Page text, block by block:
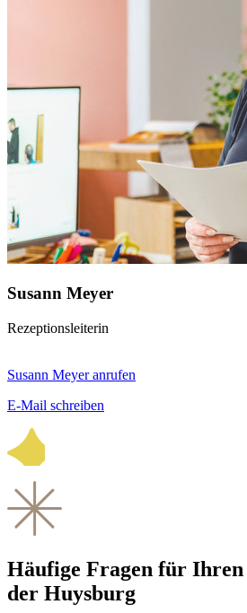
Susann Meyer
Rezeptionsleiterin
Susann Meyer anrufen
E-Mail schreiben
Häufige Fragen für
der Huysburg